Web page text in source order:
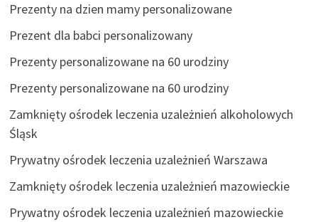
Prezenty na dzien mamy personalizowane
Prezent dla babci personalizowany
Prezenty personalizowane na 60 urodziny
Prezenty personalizowane na 60 urodziny
Zamknięty ośrodek leczenia uzależnień alkoholowych
Śląsk
Prywatny ośrodek leczenia uzależnień Warszawa
Zamknięty ośrodek leczenia uzależnień mazowieckie
Prywatny ośrodek leczenia uzależnień mazowieckie